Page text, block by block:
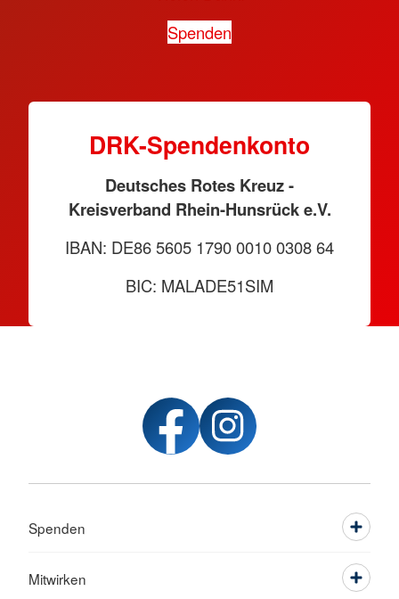
Spenden
DRK-Spendenkonto
Deutsches Rotes Kreuz -
Kreisverband Rhein-Hunsrück e.V.
IBAN: DE86 5605 1790 0010 0308 64
BIC: MALADE51SIM
Spenden
Mitwirken